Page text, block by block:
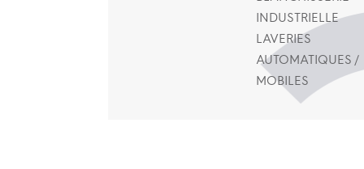
INDUSTRIELLE
LAVERIES
AUTOMATIQUES /
MOBILES